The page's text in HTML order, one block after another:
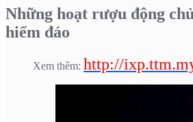
Những hoạt rượu động
hiểm đáo
Xem thêm: http://